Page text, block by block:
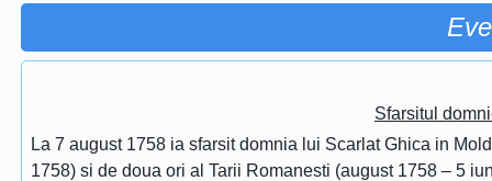
Sfarsitul
La 7 august 1758 ia sfarsit domnia lui Scarlat Ghica in
1758) si de doua ori al Tarii Romanesti (august 1758 – 5